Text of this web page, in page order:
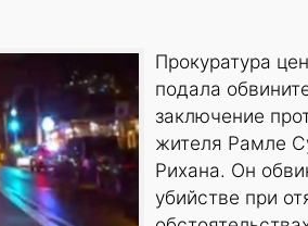
Прокуратура
подала
заключение
жителя Рамле
Рихана. Он
убийстве при